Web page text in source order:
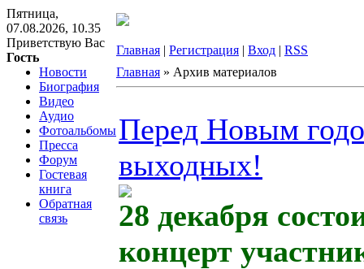
Пятница,
07.08.2026, 10.35
Приветствую Вас
Гость
Главная | Регистрация | Вход | RSS
Новости
Биография
Видео
Аудио
Фотоальбомы
Пресса
Форум
Гостевая
книга
Обратная
связь
Главная » Архив материалов
Перед Новым
выходных!
28 декабря
концерт